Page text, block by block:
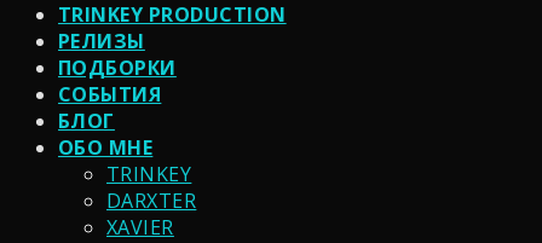
TRINKEY PRODUCTION
РЕЛИЗЫ
ПОДБОРКИ
СОБЫТИЯ
БЛОГ
ОБО МНЕ
TRINKEY
DARXTER
XAVIER